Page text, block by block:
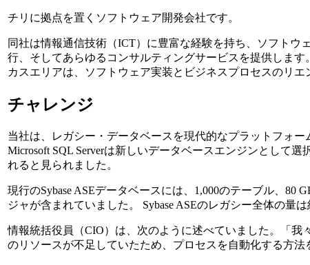
チリに拠点を置くソフトウェア開発会社です。
同社は情報通信技術（ICT）に豊富な経験を持ち、ソフトウ
行、そしてあらゆるコンサルティングサービスを提供しま
カスエリアは、ソフトウェア実装とビジネスプロセスのリエ
チャレンジ
当社は、レガシー・データベースを現代的なプラットフォー
Microsoft SQL Serverは新しいデータベースエンジンとして
れると見られました。
現行のSybase ASEデータベースには、1,000のテーブル、80
ジャが含まれていました。 Sybase ASEのレガシー全体の量は
情報統括役員（CIO）は、次のように述べていました。「我
のリソースが不足していたため、プロセスを自動化する方法